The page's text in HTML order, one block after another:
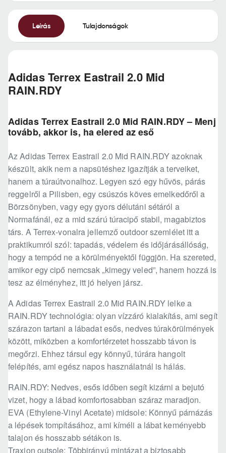
Leírás Tulajdonságok
Adidas Terrex Eastrail 2.0 Mid
RAIN.RDY
Adidas Terrex Eastrail 2.0 Mid RAIN.RDY – Menj
tovább, akkor is, ha elered az eső
Az Adidas Terrex Eastrail 2.0 Mid RAIN.RDY azoknak
készült, akik nem a napsütéshez igazítják a terveiket,
hanem a túraútvonalhoz. Legyen szó egy hűvös, párás
reggelről a Pilisben, egy csúszós köves emelkedőről a
Börzsönyben, vagy egy gyors délutáni sétáról a
Normafánál, ez a mid szárú túracipő stabil, magabiztos
társ. A Terrex-vonalra jellemző outdoor szemlélet itt a
praktikumról szól: tapadás, védelem és időjárásállóság,
hogy a tempód ne a körülményektől függjön. Ha szereted,
amikor egy cipő nemcsak „kimegy veled”, hanem hozzá is
tesz az élményhez, itt jó helyen jársz.
A Adidas Terrex Eastrail 2.0 Mid RAIN.RDY lelke a
RAIN.RDY technológia: olyan vízzáró kialakítás, ami segít
szárazon tartani a lábadat esős, nedves túrakörülmények
között, miközben a komfortérzetet hosszabb távon is
megőrzi. Ehhez társul egy könnyű, túrára hangolt
felépítés, ami egész napos használatnál is hálás.
RAIN.RDY: Nedves, esős időben segít kizárni a bejutó
vizet, hogy a lábad komfortosabban száraz maradjon.
EVA (Ethylene-Vinyl Acetate) midsole: Könnyű párnázás
a lépések tompításához, ami kíméli a lábat keményebb
talajon és hosszabb sétákon is.
Traxion outsole: Többirányú mintázat a biztosabb